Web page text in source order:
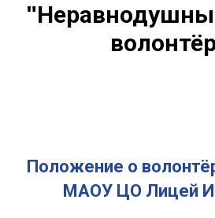
"
Положение о
МАОУ ЦО Лицей